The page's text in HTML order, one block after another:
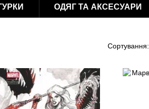
ОДЯГ ТА АКСЕСУАРИ
Сортування: